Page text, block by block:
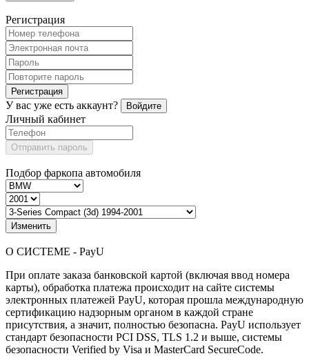
Регистрация
Регистрация
У вас уже есть аккаунт? Войдите
Личный кабинет
Отправить пароль
Подбор фаркопа автомобиля
Изменить
О СИСТЕМЕ - PayU
При оплате заказа банковской картой (включая ввод номера
карты), обработка платежа происходит на сайте системы
электронных платежей PayU, которая прошла международную
сертификацию надзорным органом в каждой стране
присутствия, а значит, полностью безопасна. PayU использует
стандарт безопасности PCI DSS, TLS 1.2 и выше, системы
безопасности Verified by Visa и MasterCard SecureCode.